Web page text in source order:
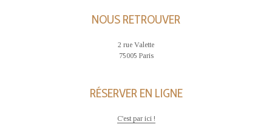
NOUS RETROUVER
2 rue Valette
75005 Paris
RÉSERVER EN LIGNE
C'est par ici !